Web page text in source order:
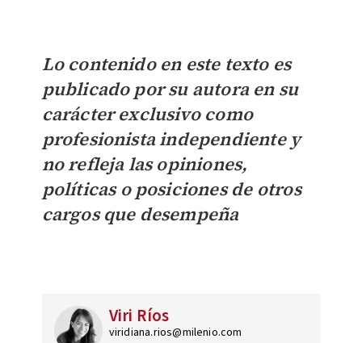
Lo contenido en este texto es
publicado por su autora en su
carácter exclusivo como
profesionista independiente y
no refleja las opiniones,
políticas o posiciones de otros
cargos que desempeña
Viri Ríos
viridiana.rios@milenio.com